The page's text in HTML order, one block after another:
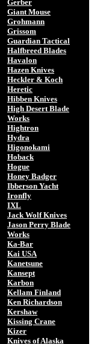
Gerber
Giant Mouse
Grohmann
Grissom
Guardian Tactical
Halfbreed Blades
Havalon
Hazen Knives
Heckler & Koch
Heretic
Hibben Knives
High Desert Blade
Works
Hightron
Hydra
Higonokami
Hoback
Hogue
Honey Badger
Ibberson Yacht
Ironfly
IXL
Jack Wolf Knives
Jason Perry Blade
Works
Ka-Bar
Kai USA
Kanetsune
Kansept
Karbon
Kellam Finland
Ken Richardson
Kershaw
Kissing Crane
Kizer
Knives of Alaska